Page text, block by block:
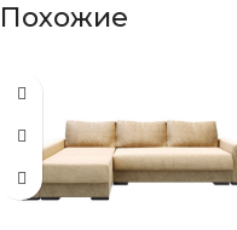
Похожие